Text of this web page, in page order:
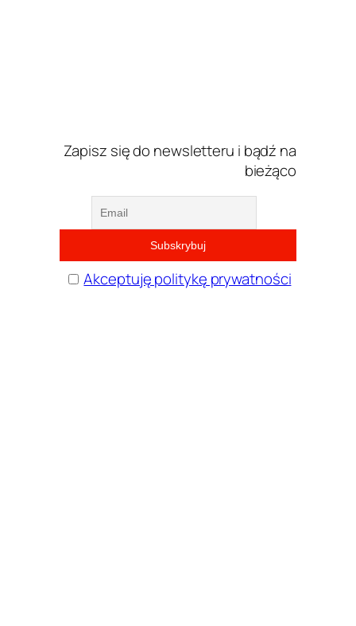
Zapisz się do newsletteru i bądź na
bieżąco
Akceptuję politykę prywatności